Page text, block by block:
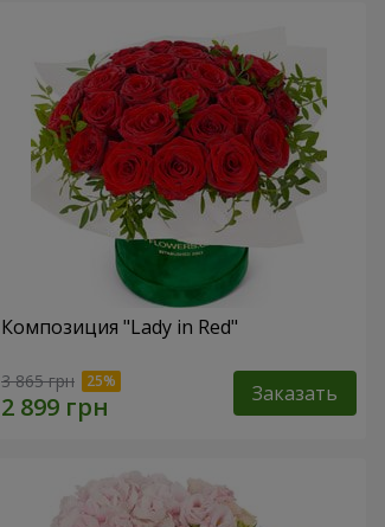
Композиция "Lady in Red"
3 865 грн Заказать